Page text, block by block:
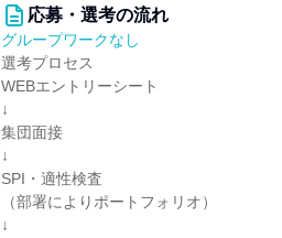
応募・選考の流れ
グループワークなし
選考プロセス
WEBエントリーシート
↓
集団面接
↓
SPI・適性検査
（部署によりポートフォリオ）
↓